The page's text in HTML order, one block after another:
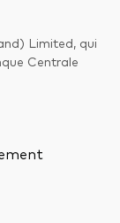
Limited, qui
Centrale